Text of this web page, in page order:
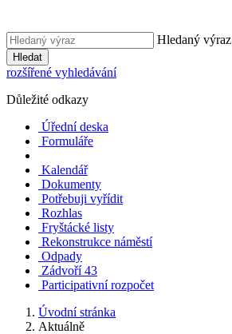
Hledaný výraz
Hledat
rozšířené vyhledávání
Důležité odkazy
Úřední deska
Formuláře
Kalendář
Dokumenty
Potřebuji vyřídit
Rozhlas
Fryštácké listy
Rekonstrukce náměstí
Odpady
Zádvoří 43
Participativní rozpočet
Úvodní stránka
Aktuálně